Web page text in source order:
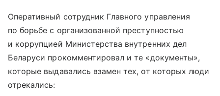
Оперативный сотрудник Главного управления
по борьбе с организованной преступностью
и коррупцией Министерства внутренних дел
Беларуси прокомментировал и те «документы»,
которые выдавались взамен тех, от которых люди
отрекались: